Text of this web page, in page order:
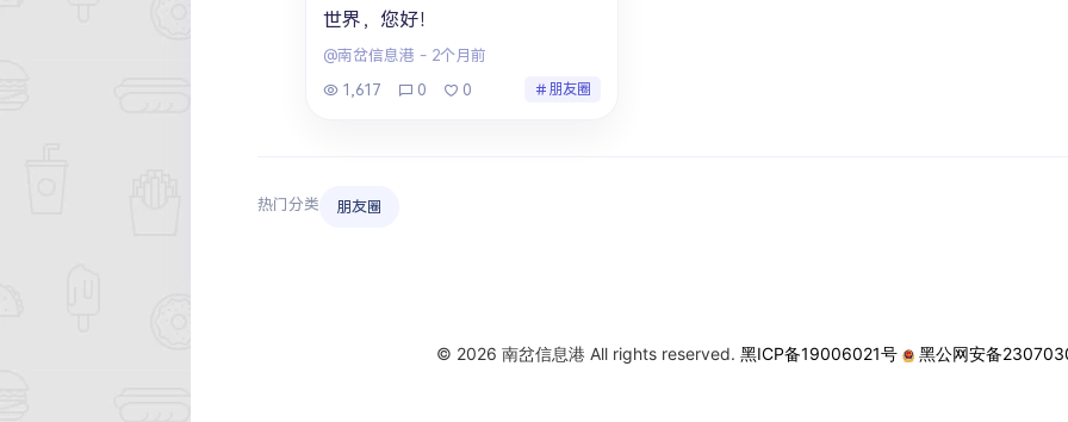
世界，您好！
@南岔信息港 - 2个月前
1,617
0 0 朋友圈
热门分类 朋友圈
© 2026 南岔信息港 All rights reserved. 黑ICP备19006021号 黑公网安备